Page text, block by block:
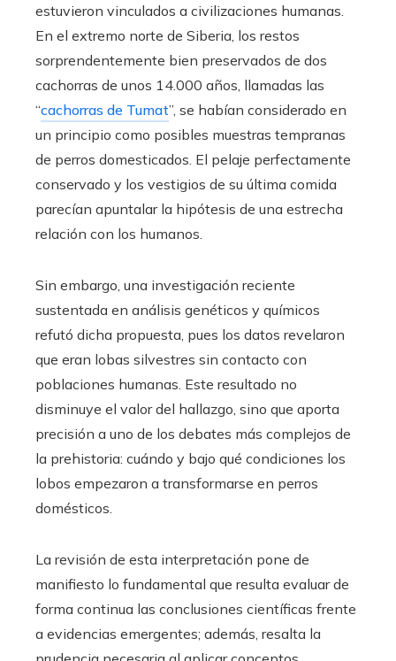
estuvieron vinculados a civilizaciones humanas.
En el extremo norte de Siberia, los restos
sorprendentemente bien preservados de dos
cachorras de unos 14.000 años, llamadas las
“cachorras de Tumat”, se habían considerado en
un principio como posibles muestras tempranas
de perros domesticados. El pelaje perfectamente
conservado y los vestigios de su última comida
parecían apuntalar la hipótesis de una estrecha
relación con los humanos.
Sin embargo, una investigación reciente
sustentada en análisis genéticos y químicos
refutó dicha propuesta, pues los datos revelaron
que eran lobas silvestres sin contacto con
poblaciones humanas. Este resultado no
disminuye el valor del hallazgo, sino que aporta
precisión a uno de los debates más complejos de
la prehistoria: cuándo y bajo qué condiciones los
lobos empezaron a transformarse en perros
domésticos.
La revisión de esta interpretación pone de
manifiesto lo fundamental que resulta evaluar de
forma continua las conclusiones científicas frente
a evidencias emergentes; además, resalta la